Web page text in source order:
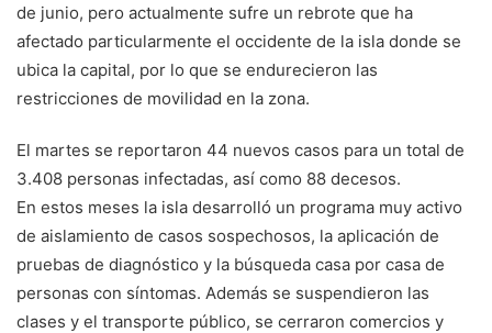
de junio, pero actualmente sufre un rebrote que ha
afectado particularmente el occidente de la isla donde se
ubica la capital, por lo que se endurecieron las
restricciones de movilidad en la zona.
El martes se reportaron 44 nuevos casos para un total de
3.408 personas infectadas, así como 88 decesos.
En estos meses la isla desarrolló un programa muy activo
de aislamiento de casos sospechosos, la aplicación de
pruebas de diagnóstico y la búsqueda casa por casa de
personas con síntomas. Además se suspendieron las
clases y el transporte público, se cerraron comercios y